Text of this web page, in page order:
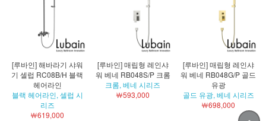
[루바인] 해바라기 샤워
기 셀럽 RC08B/H 블랙
헤어라인
블랙 헤어라인, 셀럽 시
리즈
￦619,000
[루바인] 매립형 레인샤
워 베네 RB048S/P 크롬
크롬, 베네 시리즈
￦593,000
[루바인] 매립형 레인샤
워 베네 RB048G/P 골드
유광
골드 유광, 베네 시리즈
￦698,000